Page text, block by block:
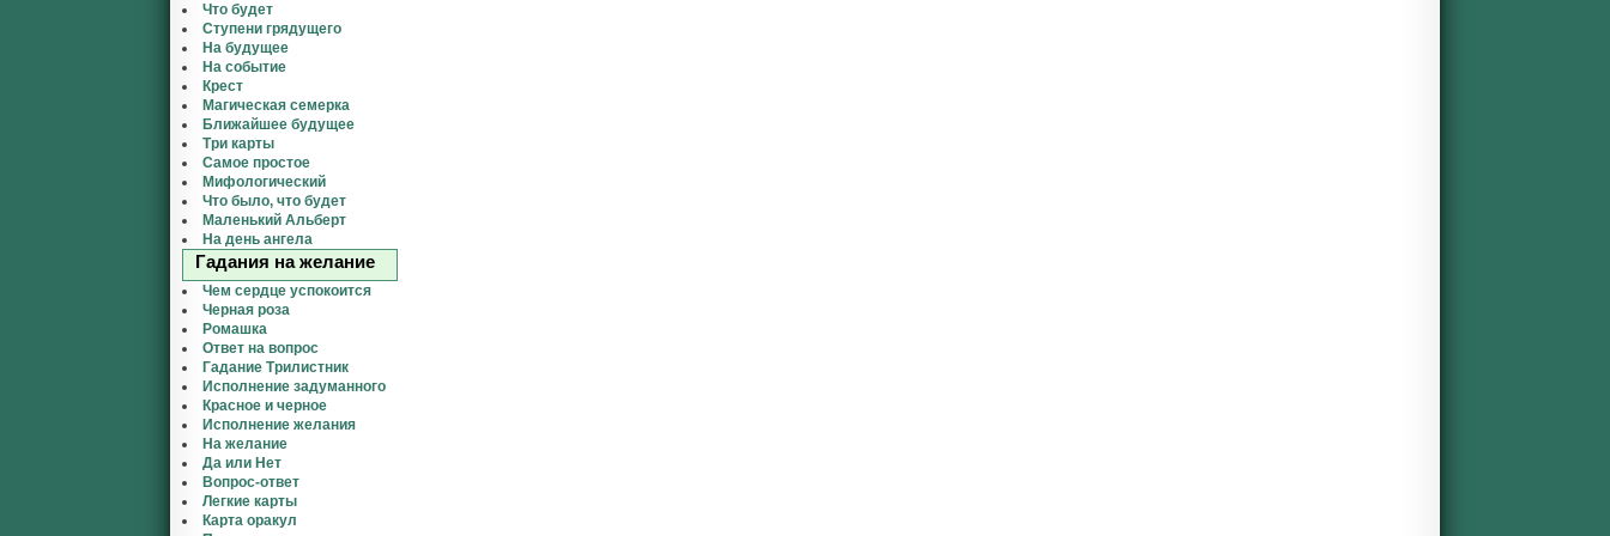
Что будет
Ступени грядущего
На будущее
На событие
Крест
Магическая семерка
Ближайшее будущее
Три карты
Самое простое
Мифологический
Что было, что будет
Маленький Альберт
На день ангела
Гадания на желание
Чем сердце успокоится
Черная роза
Ромашка
Ответ на вопрос
Гадание Трилистник
Исполнение задуманного
Красное и черное
Исполнение желания
На желание
Да или Нет
Вопрос-ответ
Легкие карты
Карта оракул